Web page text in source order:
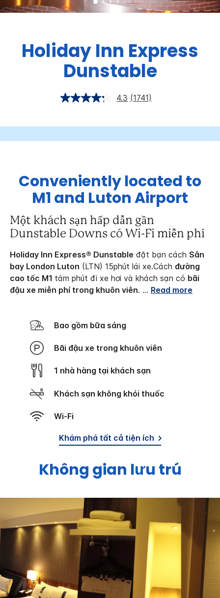
Holiday Inn Express
Dunstable
4.3 (1741)
Conveniently located to
M1 and Luton Airport
Một khách sạn hấp dẫn gần
Dunstable Downs có Wi-Fi miễn phí
Holiday Inn Express® Dunstable đặt bạn cách Sân
bay London Luton (LTN) 15phút lái xe.Cách đường
cao tốc M1 tám phút đi xe hơi và khách sạn có bãi
đậu xe miễn phí trong khuôn viên. ... Read more
Bao gồm bữa sáng
Bãi đậu xe trong khuôn viên
1 nhà hàng tại khách sạn
Khách sạn không khói thuốc
Wi-Fi
Khám phá tất cả tiện ích
Không gian lưu trú